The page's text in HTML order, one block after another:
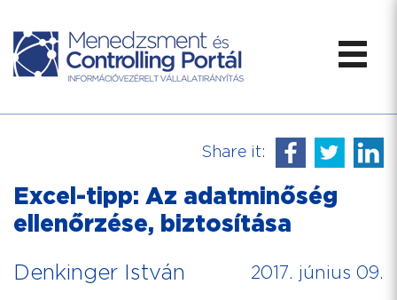
Share it:
Excel-tipp: Az adatminőség
ellenőrzése, biztosítása
Denkinger István 2017. június 09.